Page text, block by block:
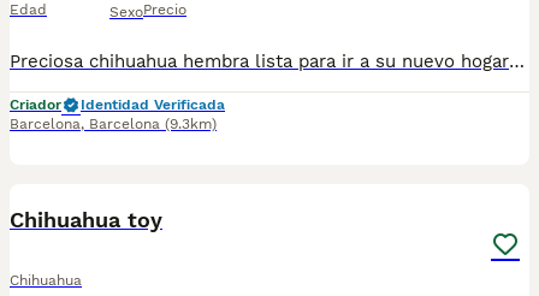
Edad SexoPrecio
Preciosa chihuahua hembra lista para ir a su nuevo hogar llena de energía muy alegre y cariñosa.Se entrega con su cartilla de vacunacion y desparacion correspondiente a su edad. Todos nuestros cachorros estan criados en ambiente familiar con mucho amor y mucha dedicación.
Criador
Identidad Verificada
Barcelona, Barcelona (9.3km)
Chihuahua toy
Chihuahua